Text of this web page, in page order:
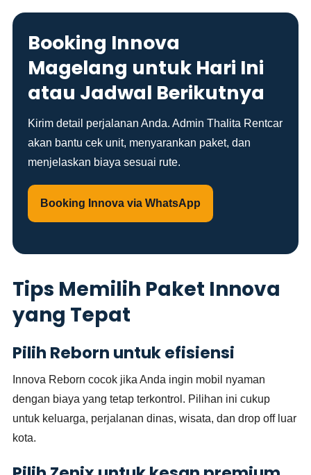
Booking Innova
Magelang untuk Hari Ini
atau Jadwal Berikutnya
Kirim detail perjalanan Anda. Admin Thalita Rentcar
akan bantu cek unit, menyarankan paket, dan
menjelaskan biaya sesuai rute.
Booking Innova via WhatsApp
Tips Memilih Paket Innova
yang Tepat
Pilih Reborn untuk efisiensi
Innova Reborn cocok jika Anda ingin mobil nyaman
dengan biaya yang tetap terkontrol. Pilihan ini cukup
untuk keluarga, perjalanan dinas, wisata, dan drop off luar
kota.